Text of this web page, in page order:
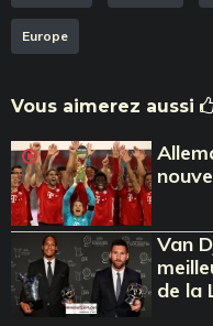
Europe
Vous aimerez aussi
Van
de la